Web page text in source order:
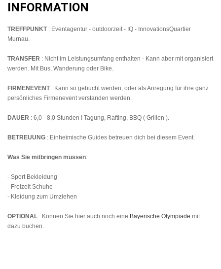
INFORMATION
TREFFPUNKT: Eventagentur - outdoorzeit - IQ - InnovationsQuartier
Murnau.
TRANSFER : Nicht im Leistungsumfang enthalten - Kann aber mit organisiert
werden. Mit Bus, Wanderung oder Bike.
FIRMENEVENT : Kann so gebucht werden, oder als Anregung für ihre ganz
persönliches Firmenevent verstanden werden.
DAUER : 6,0 - 8,0 Stunden ! Tagung, Rafting, BBQ ( Grillen ).
BETREUUNG : Einheimische Guides betreuen dich bei diesem Event.
Was Sie mitbringen müssen:
- Sport Bekleidung
- Freizeit Schuhe
- Kleidung zum Umziehen
OPTIONAL : Können Sie hier auch noch eine Bayerische Olympiade mit
dazu buchen.